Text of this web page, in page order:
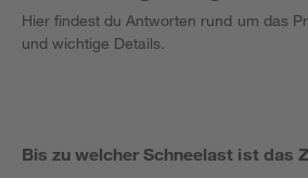
Hier findest du Antworten rund um das
und wichtige Details.
Bis zu welcher Schneelast ist das